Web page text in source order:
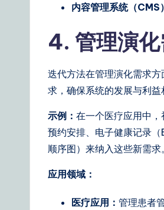
lu
ti
内容管理系统（CMS
4. 管理演
迭代方法在管理演化需求
求，确保系统的发展与利益
示例： 在一个医疗应用中
预约安排、电子健康记录
顺序图）来纳入这些新需求。
应用领域：
医疗应用： 管理患者